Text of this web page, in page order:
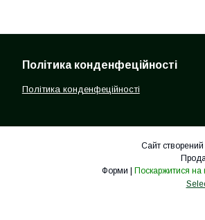
Політика конденфеційності
Політика конденфеційності
Сайт створений
Поскаржитися на